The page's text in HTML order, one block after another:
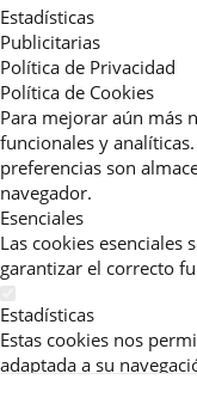
Estadísticas
Publicitarias
Política de Privacidad
Política de Cookies
Para mejorar aún más
funcionales y
preferencias son
navegador.
Esenciales
Las cookies esenciales
garantizar el correcto
Estadísticas
Estas cookies nos
adaptada a su